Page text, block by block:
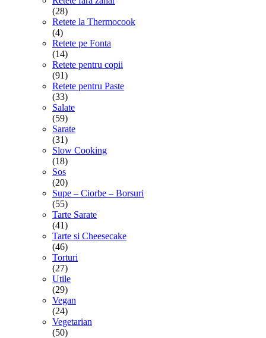
(28)
Retete la Thermocook
(4)
Retete pe Fonta
(14)
Retete pentru copii
(91)
Retete pentru Paste
(33)
Salate
(59)
Sarate
(31)
Slow Cooking
(18)
Sos
(20)
Supe – Ciorbe – Borsuri
(55)
Tarte Sarate
(41)
Tarte si Cheesecake
(46)
Torturi
(27)
Utile
(29)
Vegan
(24)
Vegetarian
(50)